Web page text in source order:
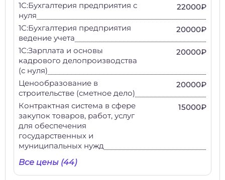
1С:Бухгалтерия предприятия с
нуля
22000₽
1С:Бухгалтерия предприятия
ведение учета
20000₽
1С:Зарплата и основы
кадрового делопроизводства
(с нуля)
20000₽
Ценообразование в
строительстве (сметное дело)
20000₽
Контрактная система в сфере
закупок товаров, работ, услуг
для обеспечения
государственных и
муниципальных нужд
15000₽
Все цены (44)